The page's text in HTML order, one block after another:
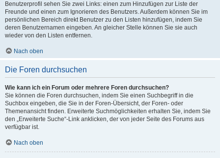
Benutzerprofil sehen Sie zwei Links: einen zum Hinzufügen zur Liste der
Freunde und einen zum Ignorieren des Benutzers. Außerdem können Sie im
persönlichen Bereich direkt Benutzer zu den Listen hinzufügen, indem Sie
deren Benutzernamen eingeben. An gleicher Stelle können Sie sie auch
wieder von den Listen entfernen.
Nach oben
Die Foren durchsuchen
Wie kann ich ein Forum oder mehrere Foren durchsuchen?
Sie können die Foren durchsuchen, indem Sie einen Suchbegriff in die
Suchbox eingeben, die Sie in der Foren-Übersicht, der Foren- oder
Themenansicht finden. Erweiterte Suchmöglichkeiten erhalten Sie, indem Sie
den „Erweiterte Suche“-Link anklicken, der von jeder Seite des Forums aus
verfügbar ist.
Nach oben